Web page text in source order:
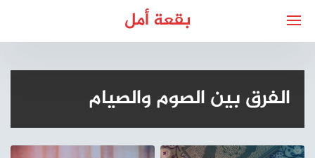
بقعة أمل
الفرق بين الصوم والصيام